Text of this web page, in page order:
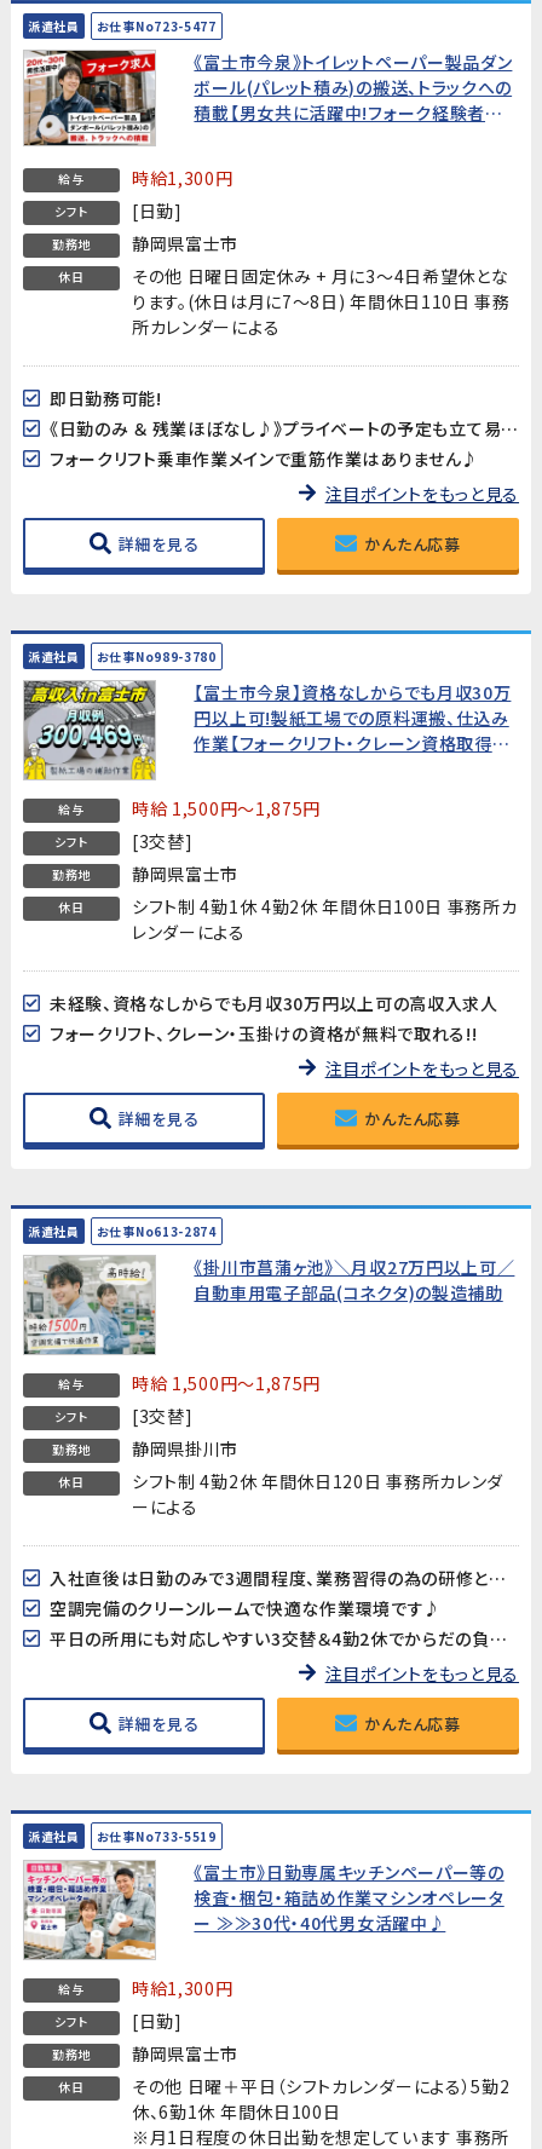
派遣社員 お仕事No723-5477
《富士市今泉》トイレットペーパー製品ダン
ボール(パレット積み)の搬送、トラックへの
積載【男女共に活躍中!フォーク経験者お
給与 時給1,300円
シフト [日勤]
勤務地 静岡県富士市
休日
その他 日曜日固定休み + 月に3～4日希望休とな
ります。(休日は月に7～8日) 年間休日110日 事務
所カレンダーによる
即日勤務可能!
《日勤のみ ＆ 残業ほぼなし♪》プライベートの予定も立て易い!
フォークリフト乗車作業メインで重筋作業はありません♪
注目ポイントをもっと見る
詳細を見る かんたん応募
派遣社員 お仕事No989-3780
【富士市今泉】資格なしからでも月収30万
円以上可!製紙工場での原料運搬、仕込み
作業【フォークリフト・クレーン資格取得支
給与 時給 1,500円～1,875円
シフト [3交替]
勤務地 静岡県富士市
休日
シフト制 4勤1休 4勤2休 年間休日100日 事務所カ
レンダーによる
未経験、資格なしからでも月収30万円以上可の高収入求人
フォークリフト、クレーン・玉掛けの資格が無料で取れる!!
注目ポイントをもっと見る
詳細を見る かんたん応募
派遣社員 お仕事No613-2874
《掛川市菖蒲ヶ池》＼月収27万円以上可／
自動車用電子部品(コネクタ)の製造補助
給与 時給 1,500円～1,875円
シフト [3交替]
勤務地 静岡県掛川市
休日
シフト制 4勤2休 年間休日120日 事務所カレンダ
ーによる
入社直後は日勤のみで3週間程度、業務習得の為の研修となります。
空調完備のクリーンルームで快適な作業環境です♪
平日の所用にも対応しやすい3交替＆4勤2休でからだの負担も軽減。
注目ポイントをもっと見る
詳細を見る かんたん応募
派遣社員 お仕事No733-5519
《富士市》日勤専属キッチンペーパー等の
検査・梱包・箱詰め作業マシンオペレータ
ー ≫≫30代・40代男女活躍中♪
給与 時給1,300円
シフト [日勤]
勤務地 静岡県富士市
休日
その他 日曜＋平日（シフトカレンダーによる）5勤2
休、6勤1休 年間休日100日
※月1日程度の休日出勤を想定しています 事務所